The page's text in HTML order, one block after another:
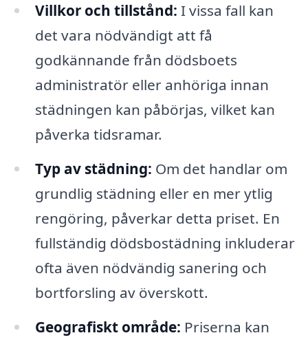
Villkor och tillstånd: I vissa fall kan
det vara nödvändigt att få
godkännande från dödsboets
administratör eller anhöriga innan
städningen kan påbörjas, vilket kan
påverka tidsramar.
Typ av städning: Om det handlar om
grundlig städning eller en mer ytlig
rengöring, påverkar detta priset. En
fullständig dödsbostädning inkluderar
ofta även nödvändig sanering och
bortforsling av överskott.
Geografiskt område: Priserna kan